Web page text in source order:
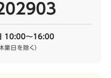
10:00～16:00
業日を除く）